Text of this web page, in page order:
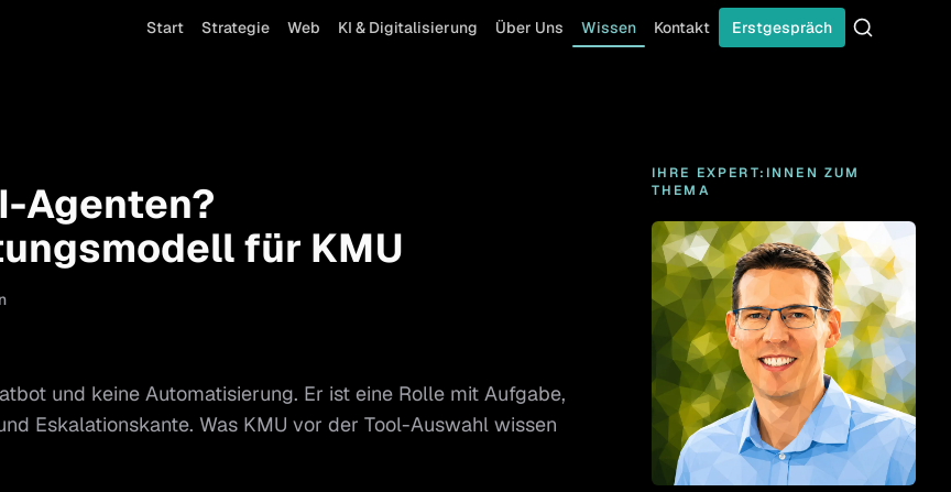
Start Strategie Web KI & Digitalisierung Über Uns Wissen Kontakt Erstgespräch
Suche
Agenten?
für KMU
und keine Automatisierung. Er ist eine Rolle mit Aufgabe,
Eskalationskante. Was KMU vor der Tool-Auswahl wissen
IHRE EXPERT:INNEN ZUM
THEMA